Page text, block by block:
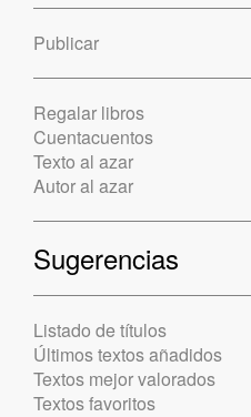
Publicar
Regalar libros
Cuentacuentos
Texto al azar
Autor al azar
Sugerencias
Listado de títulos
Últimos textos añadidos
Textos mejor valorados
Textos favoritos